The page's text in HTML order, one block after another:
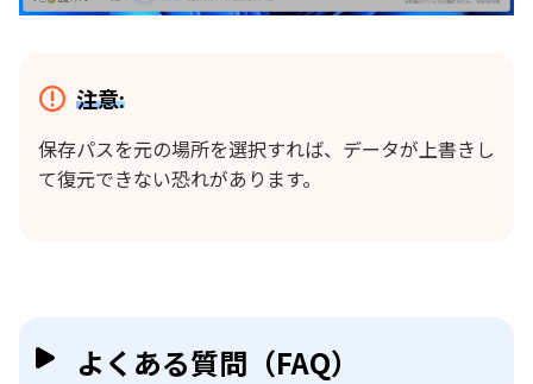
注意:
保存パスを元の場所を選択すれば、データが上書きし
て復元できない恐れがあります。
よくある質問（FAQ）